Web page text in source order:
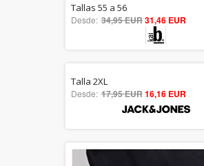
out of 5
Tallas 55 a 56
Desde: 34,95 EUR31,46 EUR
5.00
out of 5
Talla 2XL
Desde: 17,95 EUR16,16 EUR